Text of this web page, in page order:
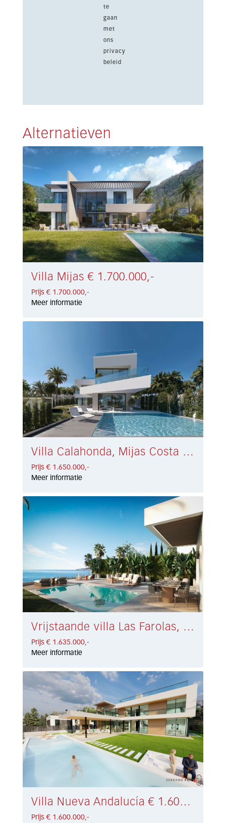
te
gaan
met
ons
privacy
beleid
Alternatieven
Villa Mijas € 1.700.000,-
Prijs € 1.700.000,-
Meer informatie
Villa Calahonda, Mijas Costa € 1.650.000,-
Prijs € 1.650.000,-
Meer informatie
Vrijstaande villa Las Farolas, Mijas-Costa € 1.635.000,-
Prijs € 1.635.000,-
Meer informatie
Villa Nueva Andalucía € 1.600.000,-
Prijs € 1.600.000,-